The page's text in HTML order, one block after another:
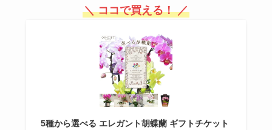
る？絶対に見つけたい方必見！
水引はどこで買える？100均のダ
イソーやキャンドゥに売ってる？
ユザワヤで購入できる？
＼ ココで買える！ ／
5種から選べる エレガント胡蝶蘭 ギフトチケット